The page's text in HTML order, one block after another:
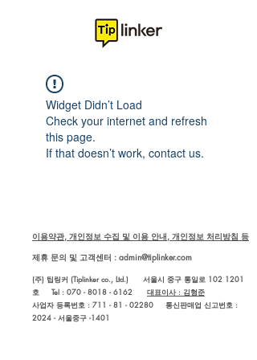
Widget Didn’t Load
Check your internet and refresh
this page.
If that doesn’t work, contact us.
이용약관, 개인정보 수집 및 이용 안내, 개인정보 처리방침 등
제휴 문의 및 고객센터 : admin@tiplinker.com
(주) 팁링커 (Tiplinker co., Ltd.) 서울시 중구 통일로 102 1201
호 Tel : 070 - 8018 - 6162 대표이사 : 김형준
사업자 등록번호 : 711 - 81 - 02280 통신판매업 신고번호 :
2024 - 서울중구 -1401